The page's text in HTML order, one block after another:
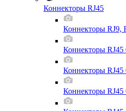
Коннекторы RJ45
Коннекторы RJ9,
Коннекторы RJ45
Коннекторы RJ45
Коннекторы RJ45